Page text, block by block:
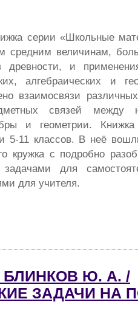
серии «Школьные
средним величинам,
и
алгебраических и
взаимосвязи
связей между
и геометрии. Книжка
5-11 классов. В неё
кружка с подробно
задачами для
для учителя.
БЛИНКОВ Ю. А. /
ЗАДАЧИ НА